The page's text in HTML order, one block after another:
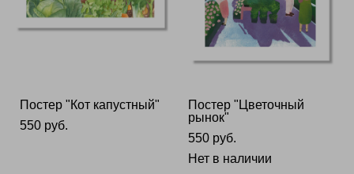
Постер "Кот капустный"
550 pуб.
Постер "Цветочный
рынок"
550 pуб.
Нет в наличии